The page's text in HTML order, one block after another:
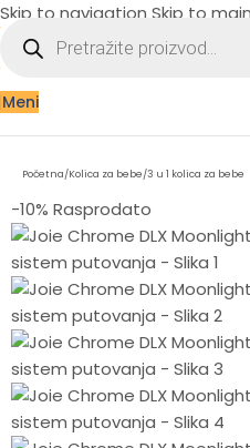
Skip to navigation Skip to
Meni
Početna/Kolica za bebe/3 u 1 kolica za bebe
-10% Rasprodato